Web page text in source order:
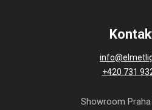
+420 731
Showroom